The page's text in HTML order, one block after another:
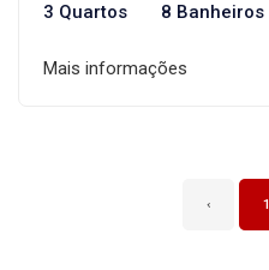
3 Quartos 8 Banheiros
Mais informações
‹ 1